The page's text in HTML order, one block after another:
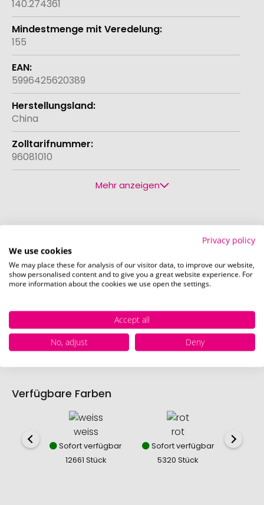
140.274361
155
5996425620389
China
96081010
Mehr anzeigen
Die bei diesem Produkt bedruckbaren Positionen
sind in den Bildern exemplarisch dargestellt.
Korpus - in Verlängerung vom Clip (30 x 5 mm)
Verfügbare Farben
weiss
Sofort verfügbar
12661 Stück
rot
Sofort verfügbar
5320 Stück
Privacy policy
We use cookies
We may place these for analysis of our visitor data, to improve our website,
show personalised content and to give you a great website experience. For
more information about the cookies we use open the settings.
Accept all
No, adjust
Deny